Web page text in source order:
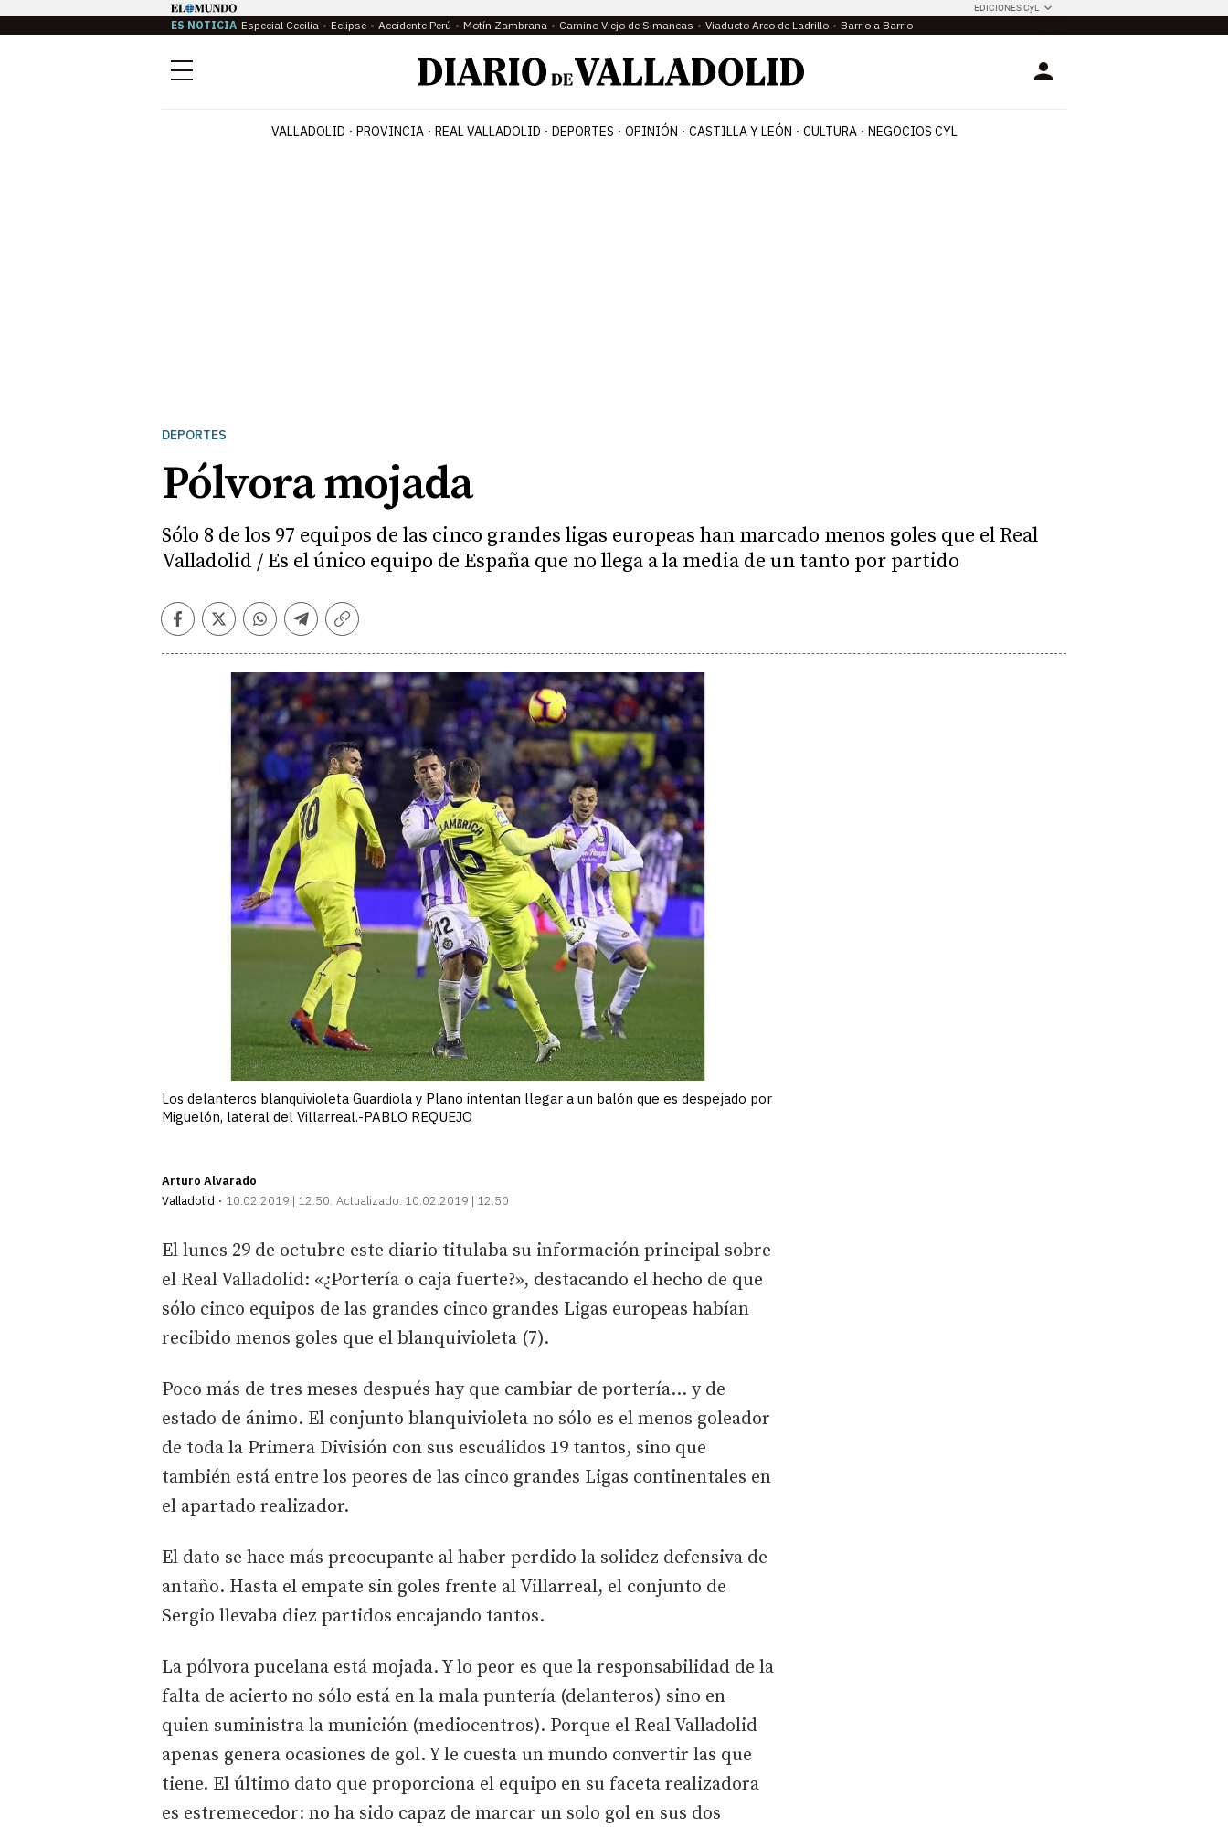
EDICIONES CyL
ES NOTICIA Especial Cecilia Eclipse Accidente Perú Motín Zambrana Camino Viejo de Simancas Viaducto Arco de Ladrillo Barrio a Barrio
Menú Login
VALLADOLID PROVINCIA REAL VALLADOLID DEPORTES OPINIÓN CASTILLA Y LEÓN CULTURA NEGOCIOS CYL
DEPORTES
Pólvora mojada
Sólo 8 de los 97 equipos de las cinco grandes ligas europeas han marcado menos goles que el Real
Valladolid / Es el único equipo de España que no llega a la media de un tanto por partido
Facebook
TwitterWhatsapp
Telegram
Copiar
Los delanteros blanquivioleta Guardiola y Plano intentan llegar a un balón que es despejado por
Miguelón, lateral del Villarreal.-PABLO REQUEJO
Arturo Alvarado
Valladolid
10.02.2019 | 12:50 Actualizado: 10.02.2019 | 12:50
El lunes 29 de octubre este diario titulaba su información principal sobre
el Real Valladolid: «¿Portería o caja fuerte?», destacando el hecho de que
sólo cinco equipos de las grandes cinco grandes Ligas europeas habían
recibido menos goles que el blanquivioleta (7).
Poco más de tres meses después hay que cambiar de portería... y de
estado de ánimo. El conjunto blanquivioleta no sólo es el menos goleador
de toda la Primera División con sus escuálidos 19 tantos, sino que
también está entre los peores de las cinco grandes Ligas continentales en
el apartado realizador.
El dato se hace más preocupante al haber perdido la solidez defensiva de
antaño. Hasta el empate sin goles frente al Villarreal, el conjunto de
Sergio llevaba diez partidos encajando tantos.
La pólvora pucelana está mojada. Y lo peor es que la responsabilidad de la
falta de acierto no sólo está en la mala puntería (delanteros) sino en
quien suministra la munición (mediocentros). Porque el Real Valladolid
apenas genera ocasiones de gol. Y le cuesta un mundo convertir las que
tiene. El último dato que proporciona el equipo en su faceta realizadora
es estremecedor: no ha sido capaz de marcar un solo gol en sus dos